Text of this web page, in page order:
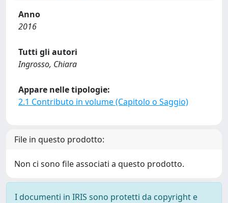
Anno
2016
Tutti gli autori
Ingrosso, Chiara
Appare nelle tipologie:
2.1 Contributo in volume (Capitolo o Saggio)
File in questo prodotto:
Non ci sono file associati a questo prodotto.
I documenti in IRIS sono protetti da copyright e